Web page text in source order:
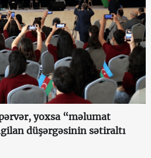
yoxsa “məlumat
düşərgəsinin sətiraltı